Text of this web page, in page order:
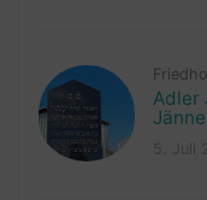
Adler